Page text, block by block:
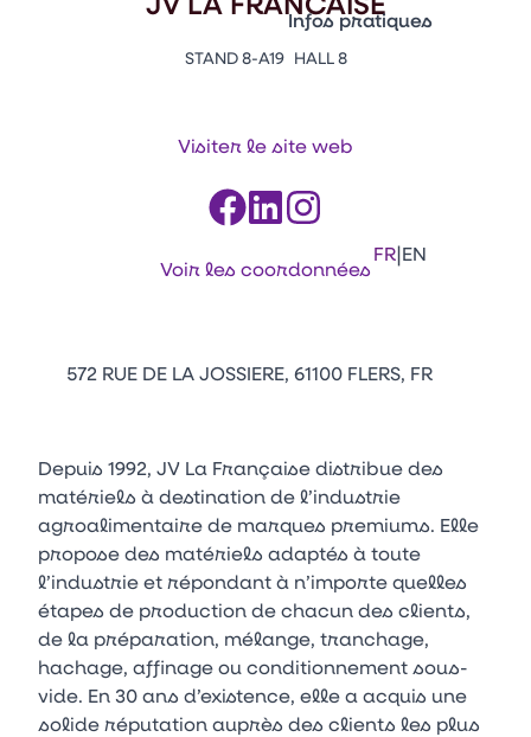
Vitrine Innovations
Emballages
Infos pratiques
Contacts
Appuyez sur Entrée pour
FR|EN
STAND 8-A19 HALL 8
Visiter le site web
Voir les coordonnées
572 RUE DE LA JOSSIERE, 61100 FLERS, FR
Depuis 1992, JV La Française distribue des
matériels à destination de l’industrie
agroalimentaire de marques premiums. Elle
propose des matériels adaptés à toute
l’industrie et répondant à n’importe quelles
étapes de production de chacun des clients,
de la préparation, mélange, tranchage,
hachage, affinage ou conditionnement sous-
vide. En 30 ans d’existence, elle a acquis une
solide réputation auprès des clients les plus